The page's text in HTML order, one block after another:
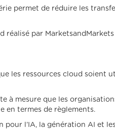
permet de réduire les
réalisé par
les ressources cloud soient
à mesure que les
en termes de règlements.
pour l’IA, la génération AI et